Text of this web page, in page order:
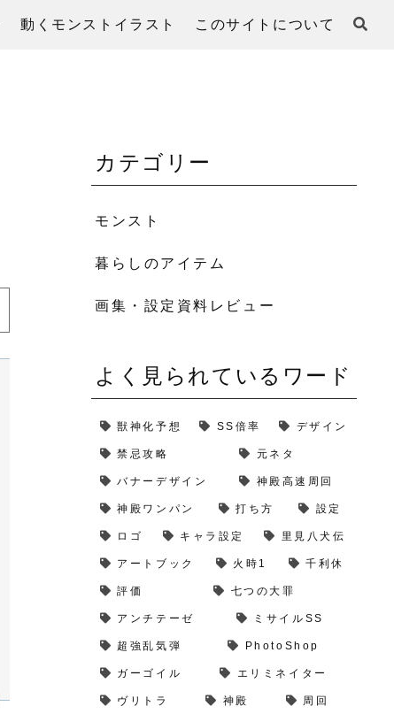
動くモンストイラスト このサイトについて
カテゴリー
モンスト
暮らしのアイテム
画集・設定資料レビュー
よく見られているワード
獣神化予想 SS倍率 デザイン
禁忌攻略 元ネタ
バナーデザイン 神殿高速周回
神殿ワンパン 打ち方 設定
ロゴ キャラ設定 里見八犬伝
アートブック 火時1 千利休
評価 七つの大罪
アンチテーゼ ミサイルSS
超強乱気弾 PhotoShop
ガーゴイル エリミネイター
ヴリトラ 神殿 周回